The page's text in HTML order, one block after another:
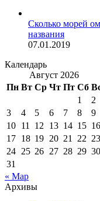
Сколько морей
названия
07.01.2019
Календарь
Август 2026
Пн Вт Ср Чт Пт Сб
1
2
3
4 5 6 7 8
9
10 11 12 13 14 15 16
17 18 19 20 21 22 23
24 25 26 27 28 29 30
31
« Мар
Архивы